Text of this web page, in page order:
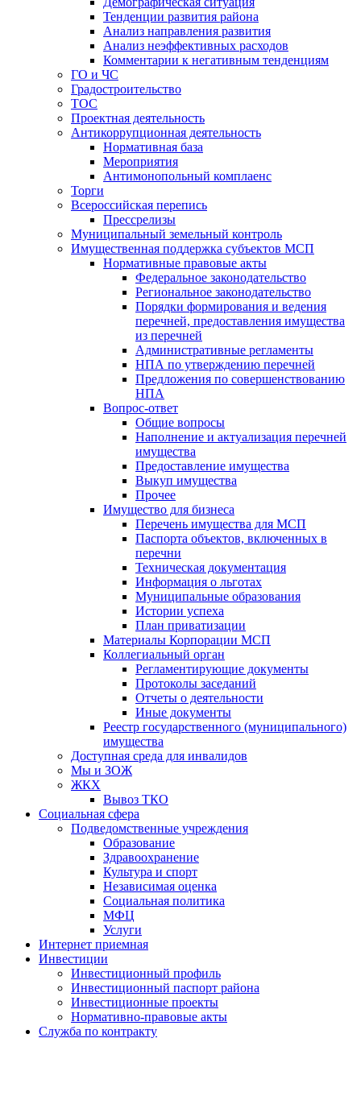
Тенденции развития района
Анализ направления развития
Анализ неэффективных расходов
Комментарии к негативным тенденциям
ГО и ЧС
Градостроительство
ТОС
Проектная деятельность
Антикоррупционная деятельность
Нормативная база
Мероприятия
Антимонопольный комплаенс
Торги
Всероссийская перепись
Прессрелизы
Муниципальный земельный контроль
Имущественная поддержка субъектов МСП
Нормативные правовые акты
Федеральное законодательство
Региональное законодательство
Порядки формирования и ведения
перечней, предоставления имущества
из перечней
Административные регламенты
НПА по утверждению перечней
Предложения по совершенствованию
НПА
Вопрос-ответ
Общие вопросы
Наполнение и актуализация перечней
имущества
Предоставление имущества
Выкуп имущества
Прочее
Имущество для бизнеса
Перечень имущества для МСП
Паспорта объектов, включенных в
перечни
Техническая документация
Информация о льготах
Муниципальные образования
Истории успеха
План приватизации
Материалы Корпорации МСП
Коллегиальный орган
Регламентирующие документы
Протоколы заседаний
Отчеты о деятельности
Иные документы
Реестр государственного (муниципального)
имущества
Доступная среда для инвалидов
Мы и ЗОЖ
ЖКХ
Вывоз ТКО
Социальная сфера
Подведомственные учреждения
Образование
Здравоохранение
Культура и спорт
Независимая оценка
Социальная политика
МФЦ
Услуги
Интернет приемная
Инвестиции
Инвестиционный профиль
Инвестиционный паспорт района
Инвестиционные проекты
Нормативно-правовые акты
Служба по контракту